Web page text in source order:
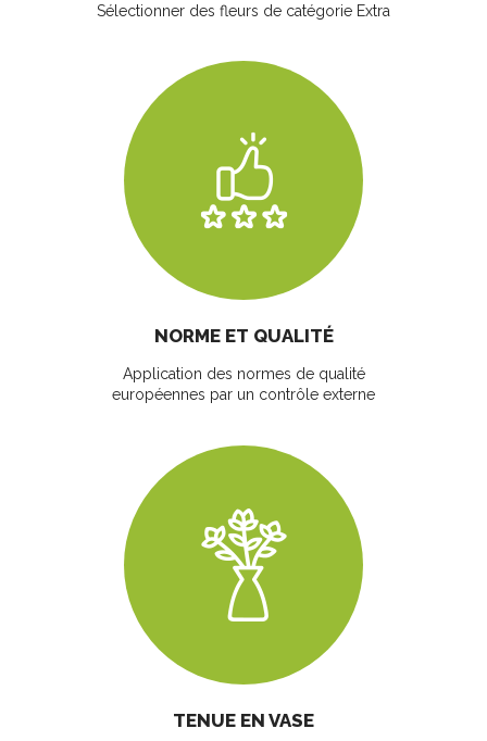
Sélectionner des fleurs de catégorie Extra
NORME ET QUALITÉ
Application des normes de qualité
européennes par un contrôle externe
TENUE EN VASE